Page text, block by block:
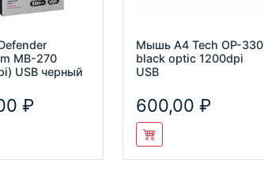
MB-270
USB черный
Мышь A4 Tech OP-330
black optic 1200dpi
USB
600,00